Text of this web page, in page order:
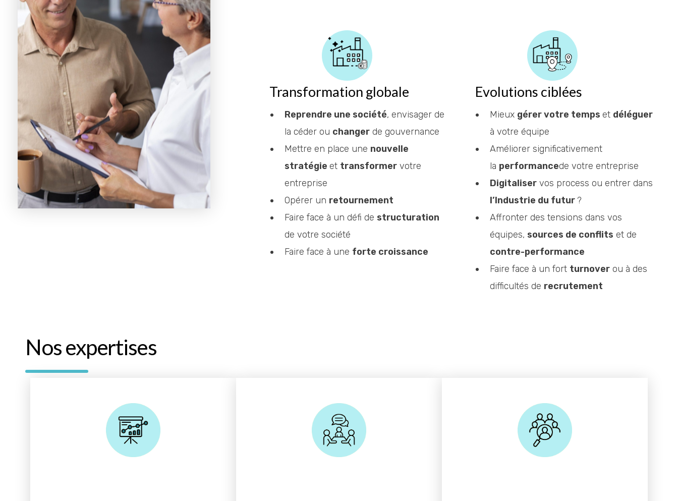
Transformation globale
Reprendre une société, envisager de
la céder ou changerde gouvernance
Mettre en place une nouvelle
stratégie et transformervotre
entreprise
Opérer un retournement
Faire face à un défi de structuration
de votre société
Faire face à une forte croissance
Evolutions ciblées
Mieux gérer votre tempset déléguer
à votre équipe
Améliorer significativement
la performancede votre entreprise
Digitaliser vos process ou entrer dans
l’Industrie du futur ?
Affronter des tensions dans vos
équipes,sources de conflits et de
contre-performance
Faire face à un fort turnover ou à des
difficultés de recrutement
Nos expertises